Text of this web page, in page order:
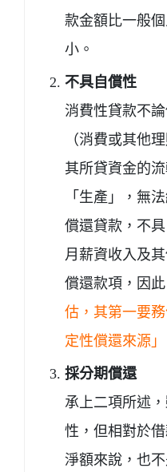
款金額比一般
小。
不具自償性
消費性貸款不
（消費或其他
其所貸資金的
「生產」，無
償還貸款，不
月薪資收入及
償還款項，因此
估，其第一要
定性償還來源」
採分期償還
承上二項所述
性，但相對於
淨額來說，也